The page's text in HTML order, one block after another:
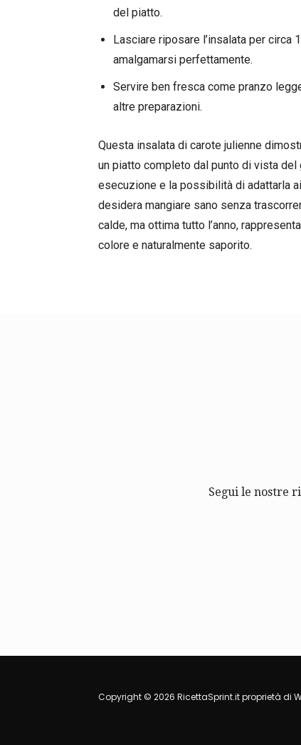
del piatto.
Lasciare riposare l’insalata per
amalgamarsi perfettamente.
Servire ben fresca come pranzo
altre preparazioni.
Questa insalata di carote julienne
un piatto completo dal punto di vista
esecuzione e la possibilità di adattarla
desidera mangiare sano senza
calde, ma ottima tutto l’anno,
colore e naturalmente saporito.
Segui le nostre
Copyright © 2026 RicettaSprint.it proprietà di